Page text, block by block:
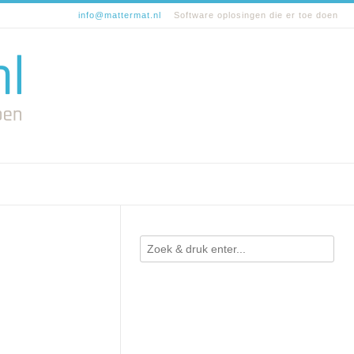
info@mattermat.nl Software oplosingen die er toe doen